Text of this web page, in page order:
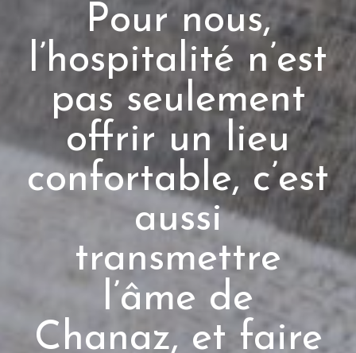
Pour nous,
l’hospitalité n’est
pas seulement
offrir un lieu
confortable, c’est
aussi
transmettre
l’âme de
Chanaz, et faire